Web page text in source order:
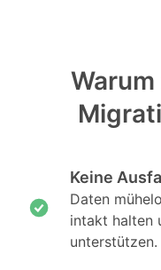
Keine
Daten
intakt halten
unterstützen.